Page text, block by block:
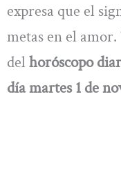
expresa que el
metas en el
del horóscopo
díamartes 1 de